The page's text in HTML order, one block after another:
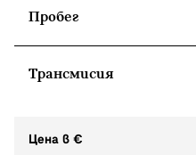
Пробег
Tрансмисия
Цена в €